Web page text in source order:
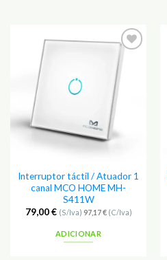
aos
Favoritos
Interruptor táctil / Atuador 1
canal MCO HOME MH-
S411W
79,00€ (S/Iva) 97,17€(C/Iva)
ADICIONAR